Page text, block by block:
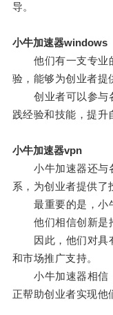
导。
小牛加速器windows
他们有一支专业的
验，能够为创业者提
创业者可以参与各
践经验和技能，提升
小牛加速器vpn
小牛加速器还与各
系，为创业者提供了
最重要的是，小牛
他们相信创新是推
因此，他们对具有
和市场推广支持。
小牛加速器相信，
正帮助创业者实现他